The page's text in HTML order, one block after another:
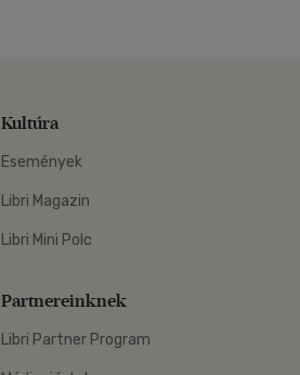
Kultúra
Események
Libri Magazin
Libri Mini Polc
Partnereinknek
Libri Partner Program